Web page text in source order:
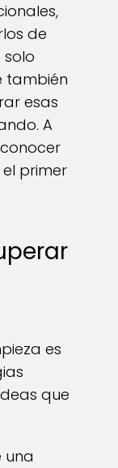
de
solo
también
esas
A
primer
es
que
una